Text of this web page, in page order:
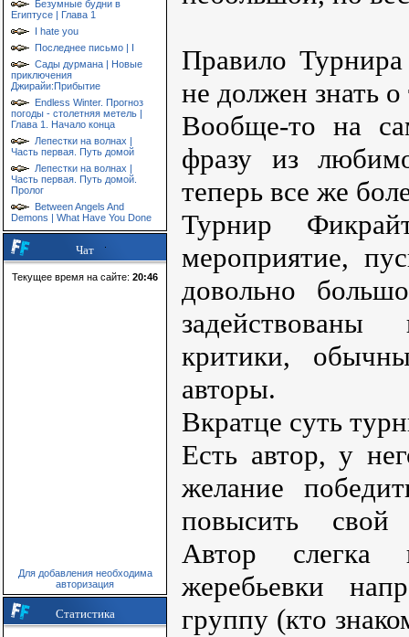
Безумные будни в
Египтусе | Глава 1
I hate you
Последнее письмо | I
Сады дурмана | Новые
приключения
Джирайи:Прибытие
Endless Winter. Прогноз
погоды - столетняя метель |
Глава 1. Начало конца
Лепестки на волнах |
Часть первая. Путь домой
Лепестки на волнах |
Часть первая. Путь домой.
Пролог
Between Angels And
Demons | What Have You Done
Чат
Текущее время на сайте: 20:46
Для добавления необходима
авторизация
Статистика
Правило
не должен знать
Вообще-то на
фразу из
теперь все же
Турнир
мероприятие,
довольно
критики,
авторы.
Вкратце суть
Есть автор, у
желание
повысить свой
Автор слегка
жеребьевки
группу (кто